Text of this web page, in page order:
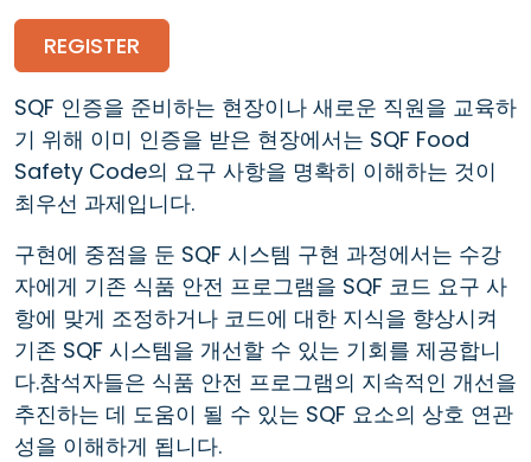
REGISTER
SQF 인증을 준비하는 현장이나 새로운 직원을 교육하
기 위해 이미 인증을 받은 현장에서는 SQF Food
Safety Code의 요구 사항을 명확히 이해하는 것이
최우선 과제입니다.
구현에 중점을 둔 SQF 시스템 구현 과정에서는 수강
자에게 기존 식품 안전 프로그램을 SQF 코드 요구 사
항에 맞게 조정하거나 코드에 대한 지식을 향상시켜
기존 SQF 시스템을 개선할 수 있는 기회를 제공합니
다.참석자들은 식품 안전 프로그램의 지속적인 개선을
추진하는 데 도움이 될 수 있는 SQF 요소의 상호 연관
성을 이해하게 됩니다.